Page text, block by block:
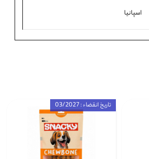
اسپانیا
تاریخ انقضاء : 03/2027